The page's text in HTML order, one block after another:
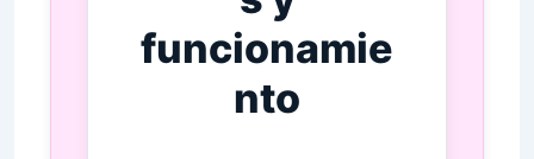
funcionamie
nto